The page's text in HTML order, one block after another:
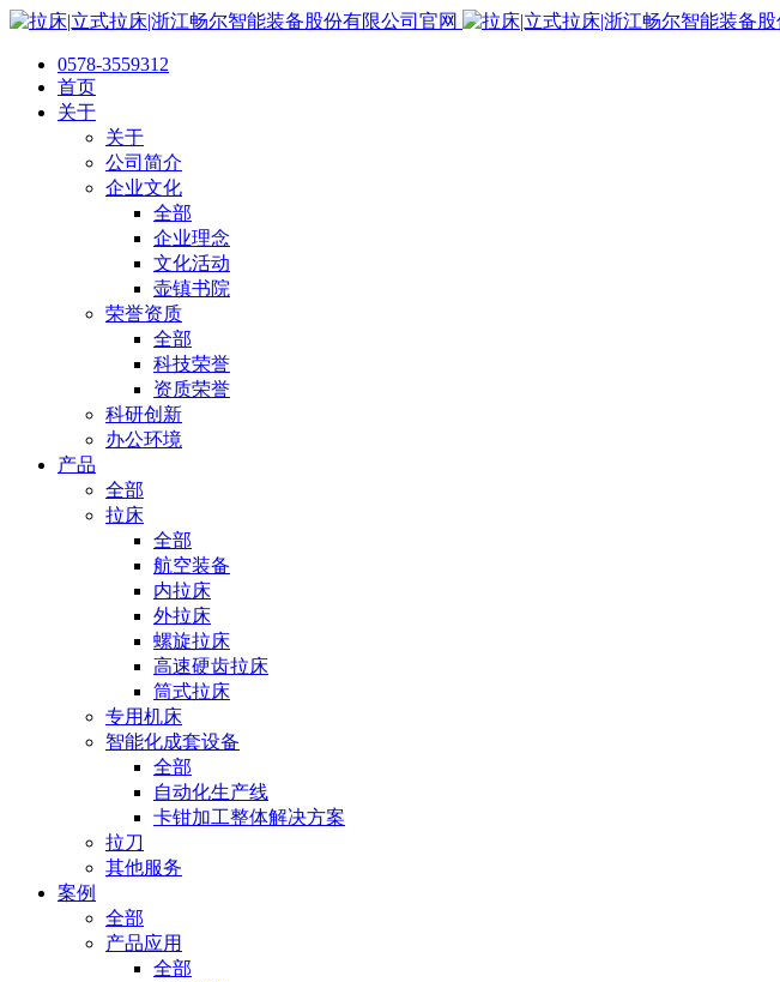
0578-3559312
首页
关于
关于
公司简介
企业文化
全部
企业理念
文化活动
壶镇书院
荣誉资质
全部
科技荣誉
资质荣誉
科研创新
办公环境
产品
全部
拉床
全部
航空装备
内拉床
外拉床
螺旋拉床
高速硬齿拉床
筒式拉床
专用机床
智能化成套设备
全部
自动化生产线
卡钳加工整体解决方案
拉刀
其他服务
案例
全部
产品应用
全部